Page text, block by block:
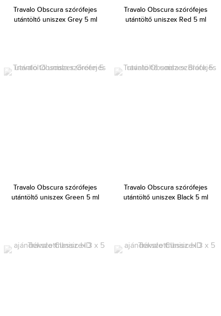
Travalo Obscura szórófejes
utántöltő uniszex Grey 5 ml
Travalo Obscura szórófejes
utántöltő uniszex Red 5 ml
Travalo Obscura szórófejes
utántöltő uniszex Green 5 ml
Travalo Obscura szórófejes
utántöltő uniszex Black 5 ml